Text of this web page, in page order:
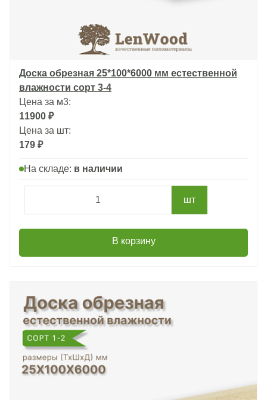
Доска обрезная 25*100*6000 мм естественной
влажности сорт 3-4
Цена за м3:
11900 ₽
Цена за шт:
179 ₽
На складе: в наличии
шт
В корзину